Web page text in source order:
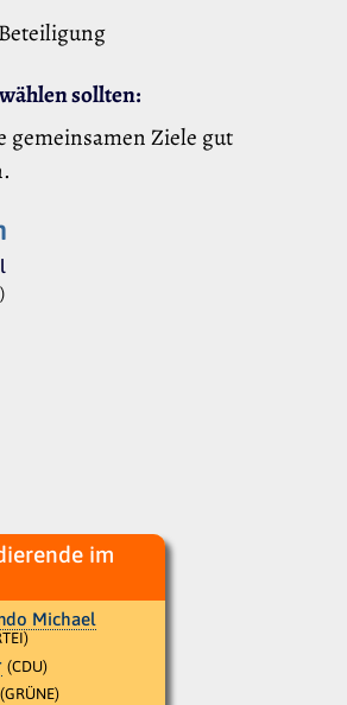
sollten:
gemeinsamen Ziele gut
im
Michael
(CDU)
(GRÜNE)